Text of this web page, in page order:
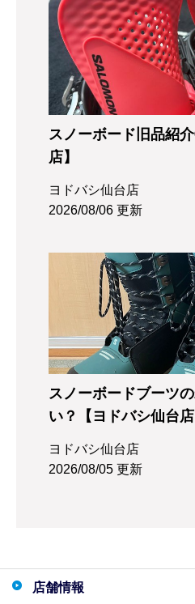
スノーボード旧品紹
店】
ヨドバシ仙台店
2026/08/06 更新
スノーボードブーツ
い？【ヨドバシ仙台店
ヨドバシ仙台店
2026/08/05 更新
店舗情報